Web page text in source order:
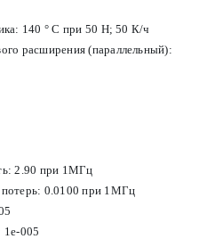
140 ° С при 50 Н; 50 К/ч
расширения (параллельный):
2.90 при 1МГц
потерь: 0.0100 при 1МГц
1e-005